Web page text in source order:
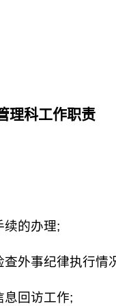
理科工作职责
续的办理;
外事纪律执行情
息回访工作;